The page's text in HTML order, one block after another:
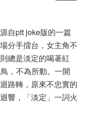
自ptt joke版的一篇
分手擂台，女主角不
總是淡定的喝著紅
，不為所動。一開
路轉，原來不忠實的
響，「淡定」一詞火